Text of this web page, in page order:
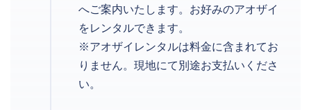
へご案内いたします。お好みのアオザイ
をレンタルできます。
※アオザイレンタルは料金に含まれてお
りません。現地にて別途お支払いくださ
い。